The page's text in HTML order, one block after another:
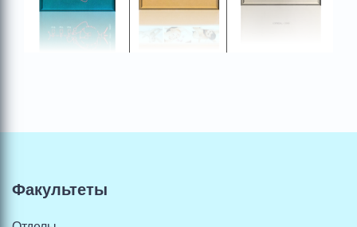
Факультеты